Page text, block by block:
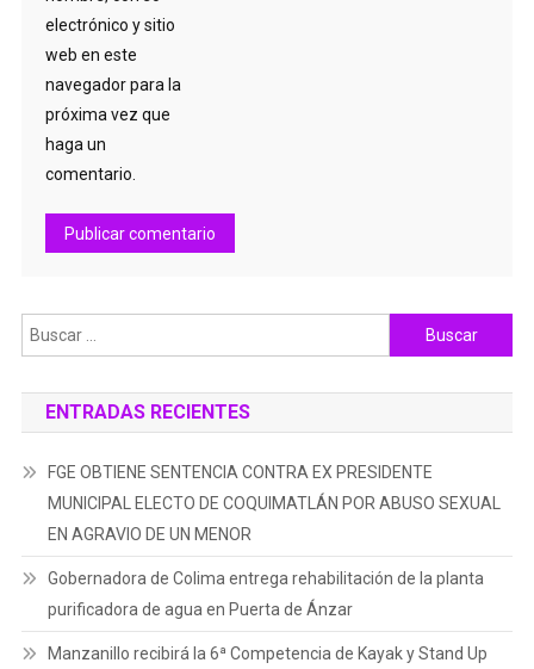
electrónico y sitio
web en este
navegador para la
próxima vez que
haga un
comentario.
Buscar:
ENTRADAS RECIENTES
FGE OBTIENE SENTENCIA CONTRA EX PRESIDENTE
MUNICIPAL ELECTO DE COQUIMATLÁN POR ABUSO SEXUAL
EN AGRAVIO DE UN MENOR
Gobernadora de Colima entrega rehabilitación de la planta
purificadora de agua en Puerta de Ánzar
Manzanillo recibirá la 6ª Competencia de Kayak y Stand Up